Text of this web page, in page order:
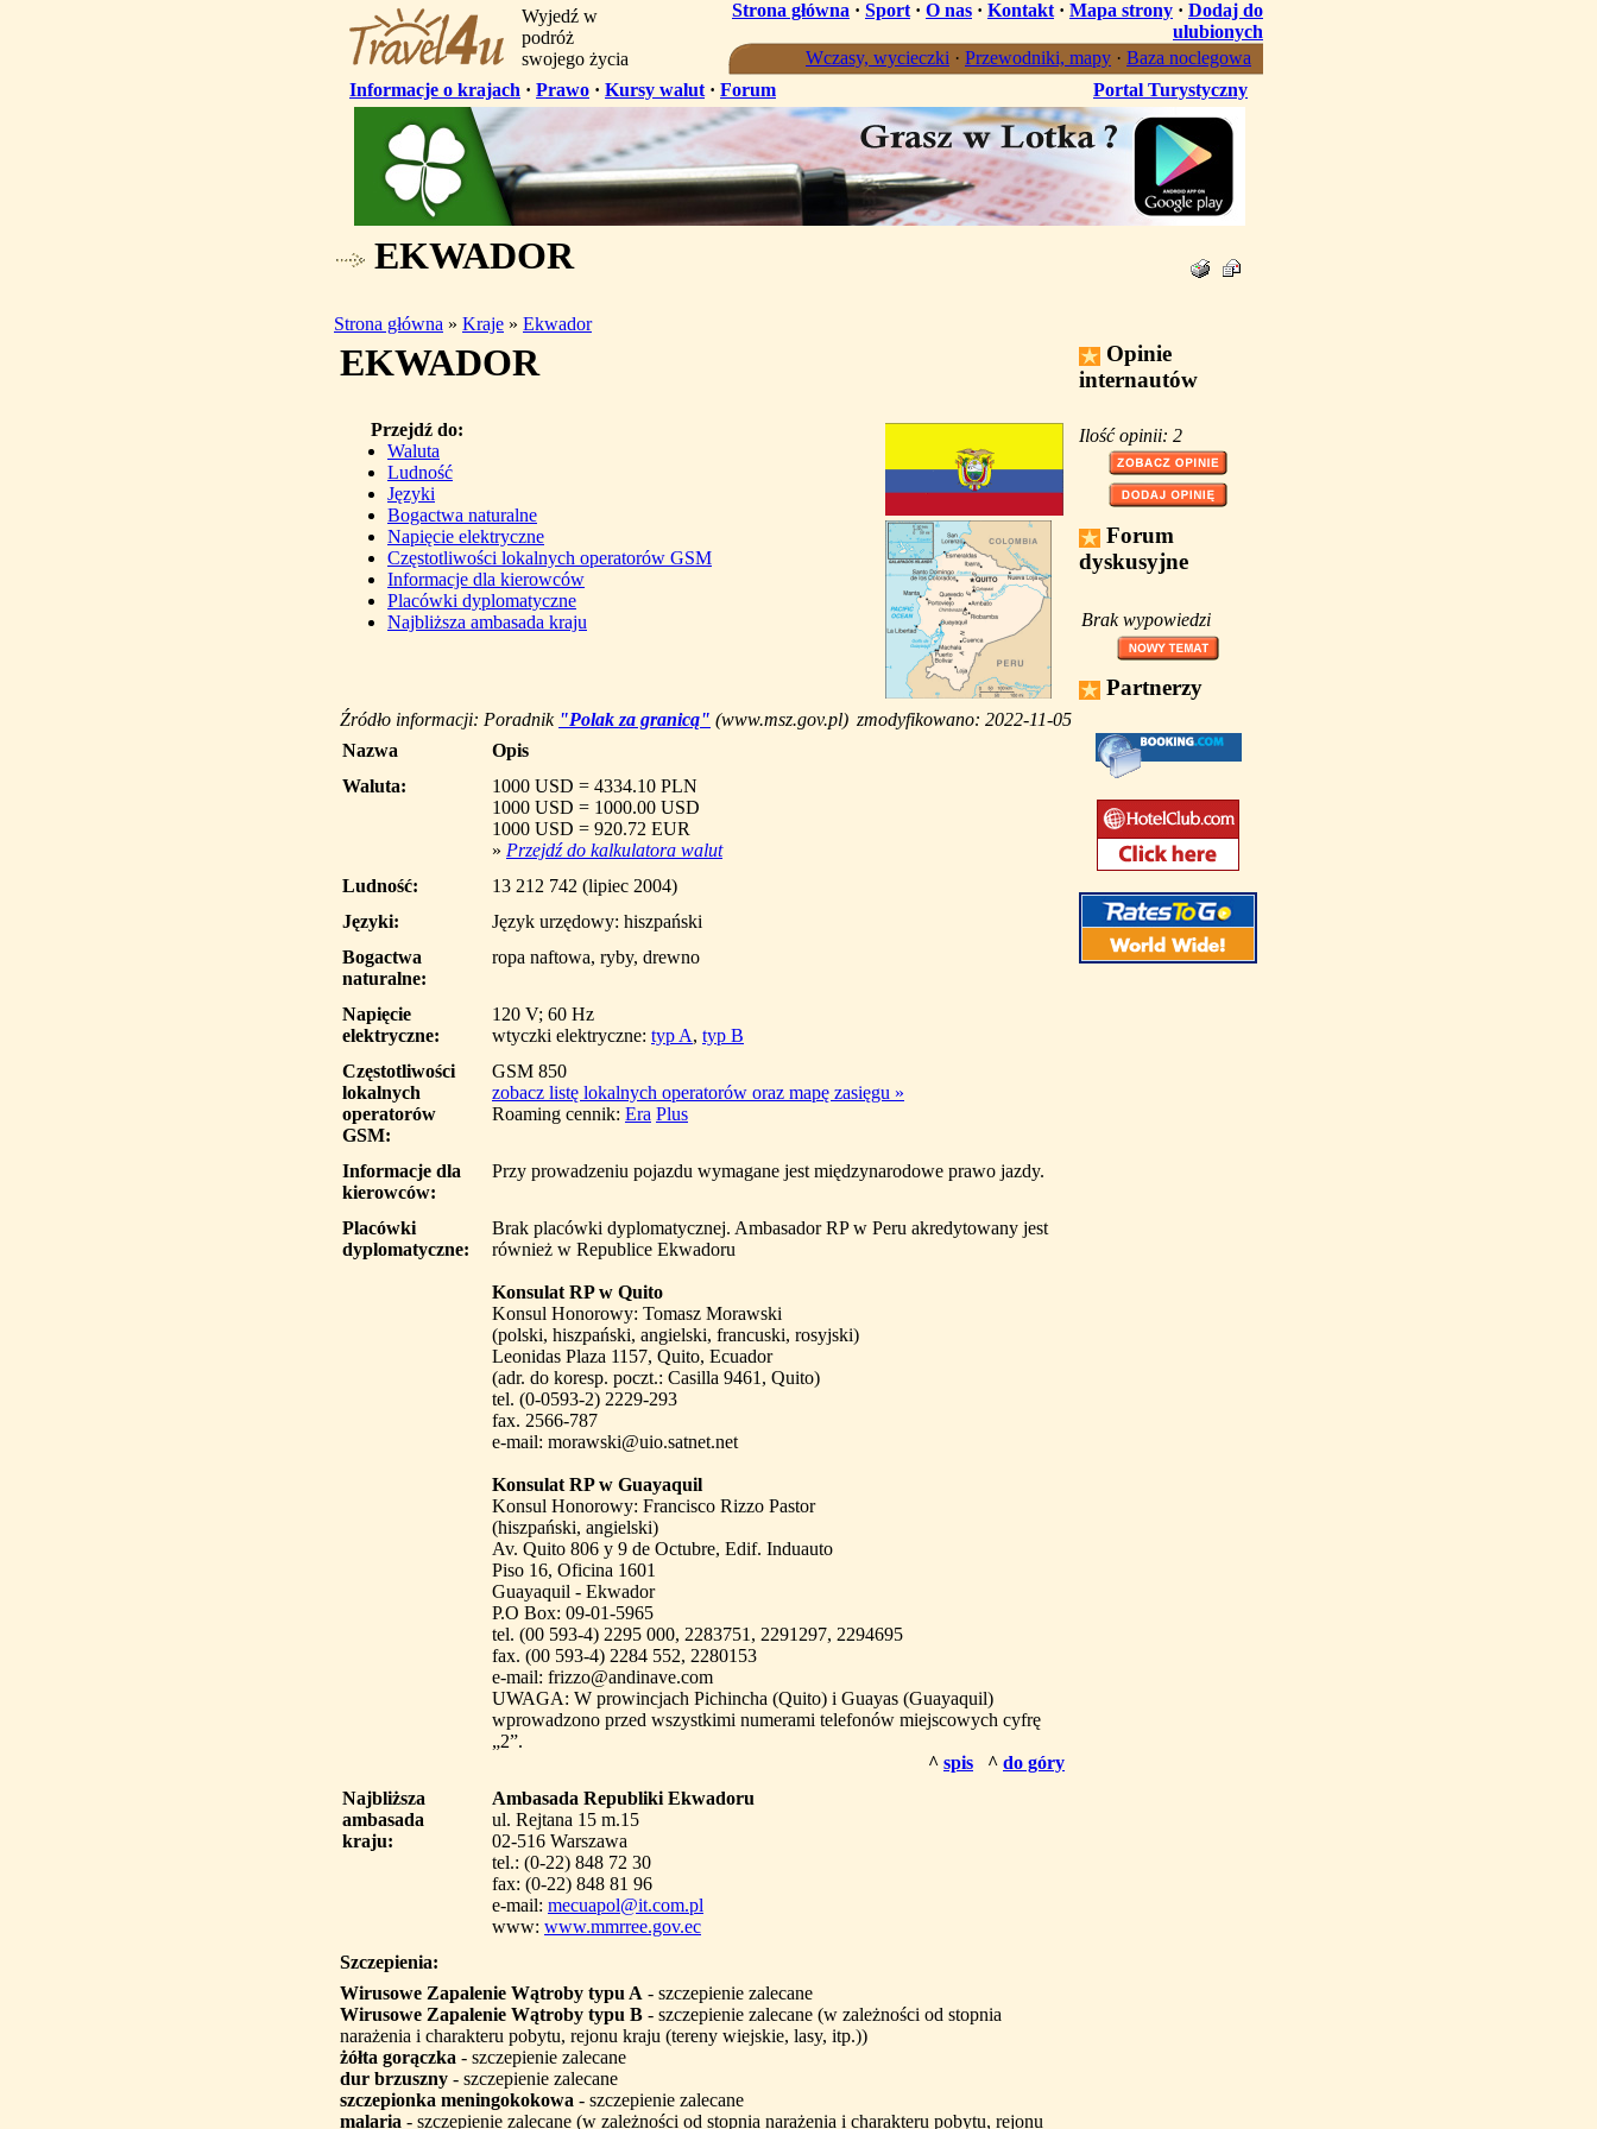
Wyjedź w
podróż
swojego życia
Strona główna · Sport · O nas · Kontakt · Mapa strony · Dodaj do
ulubionych
Wczasy, wycieczki · Przewodniki, mapy · Baza noclegowa
Informacje o krajach · Prawo · Kursy walut · Forum Portal Turystyczny
EKWADOR
Strona główna » Kraje » Ekwador
EKWADOR
Przejdź do:
Waluta
Ludność
Języki
Bogactwa naturalne
Napięcie elektryczne
Częstotliwości lokalnych operatorów GSM
Informacje dla kierowców
Placówki dyplomatyczne
Najbliższa ambasada kraju
Źródło informacji: Poradnik "Polak za granicą" (www.msz.gov.pl) zmodyfikowano: 2022-11-05
Nazwa
Opis
Waluta:
1000 USD = 4334.10 PLN
1000 USD = 1000.00 USD
1000 USD = 920.72 EUR
» Przejdź do kalkulatora walut
Ludność:
13 212 742 (lipiec 2004)
Języki:
Język urzędowy: hiszpański
Bogactwa
naturalne:
ropa naftowa, ryby, drewno
Napięcie
elektryczne:
120 V; 60 Hz
wtyczki elektryczne: typ A, typ B
Częstotliwości
lokalnych
operatorów
GSM:
GSM 850
zobacz listę lokalnych operatorów oraz mapę zasięgu »
Roaming cennik: Era Plus
Informacje dla
kierowców:
Przy prowadzeniu pojazdu wymagane jest międzynarodowe prawo jazdy.
Placówki
dyplomatyczne:
Brak placówki dyplomatycznej. Ambasador RP w Peru akredytowany jest
również w Republice Ekwadoru
Konsulat RP w Quito
Konsul Honorowy: Tomasz Morawski
(polski, hiszpański, angielski, francuski, rosyjski)
Leonidas Plaza 1157, Quito, Ecuador
(adr. do koresp. poczt.: Casilla 9461, Quito)
tel. (0-0593-2) 2229-293
fax. 2566-787
e-mail: morawski@uio.satnet.net
Konsulat RP w Guayaquil
Konsul Honorowy: Francisco Rizzo Pastor
(hiszpański, angielski)
Av. Quito 806 y 9 de Octubre, Edif. Induauto
Piso 16, Oficina 1601
Guayaquil - Ekwador
P.O Box: 09-01-5965
tel. (00 593-4) 2295 000, 2283751, 2291297, 2294695
fax. (00 593-4) 2284 552, 2280153
e-mail: frizzo@andinave.com
UWAGA: W prowincjach Pichincha (Quito) i Guayas (Guayaquil)
wprowadzono przed wszystkimi numerami telefonów miejscowych cyfrę
„2”.
^ spis ^ do góry
Najbliższa
ambasada
kraju:
Ambasada Republiki Ekwadoru
ul. Rejtana 15 m.15
02-516 Warszawa
tel.: (0-22) 848 72 30
fax: (0-22) 848 81 96
e-mail: mecuapol@it.com.pl
www: www.mmrree.gov.ec
Szczepienia:
Wirusowe Zapalenie Wątroby typu A - szczepienie zalecane
Wirusowe Zapalenie Wątroby typu B - szczepienie zalecane (w zależności od stopnia
narażenia i charakteru pobytu, rejonu kraju (tereny wiejskie, lasy, itp.))
żółta gorączka - szczepienie zalecane
dur brzuszny - szczepienie zalecane
szczepionka meningokokowa - szczepienie zalecane
malaria - szczepienie zalecane (w zależności od stopnia narażenia i charakteru pobytu, rejonu
Opinie
internautów
Ilość opinii: 2
Forum
dyskusyjne
Brak wypowiedzi
Partnerzy